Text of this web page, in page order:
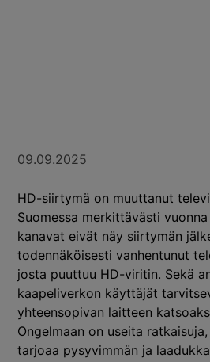
09.09.2025
HD-siirtymä on muuttanut
Suomessa merkittävästi
kanavat eivät näy siirtymän
todennäköisesti vanhentunut
josta puuttuu HD-viritin. Sekä
kaapeliverkon käyttäjät
yhteensopivan laitteen
Ongelmaan on useita
tarjoaa pysyvimmän ja